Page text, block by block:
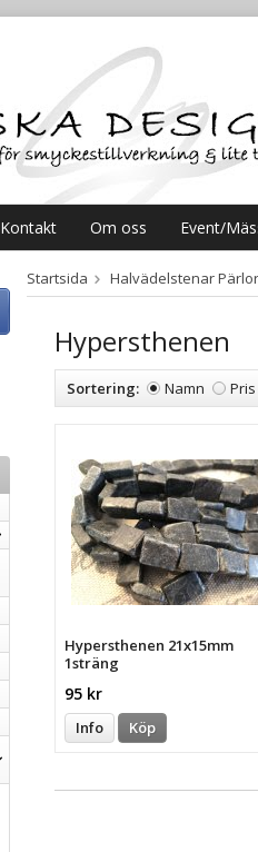
Kontakt Om oss Event/
Startsida Halvädelstenar
Hypersthenen
Sortering: Namn
Hypersthenen 21x15mm
1sträng
95 kr
Info Köp